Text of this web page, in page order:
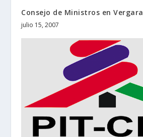
Consejo de Ministros en Vergara
julio 15, 2007